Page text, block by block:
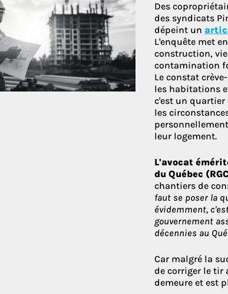
Des
des syndicats
dépeint un
L'enquête met
construction,
contamination
Le constat
les habitations
c'est un
les
leur logement.
L'avocat
du Québec
chantiers de
faut se poser la
évidemment,
gouvernement
décennies au
Car malgré la
de corriger le tir
demeure et est